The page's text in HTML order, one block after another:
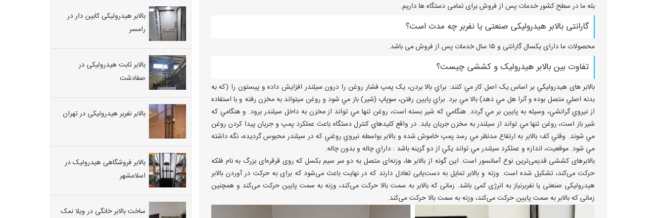
بله ما در سطح کشور خدمات پس از فروش برای تمامی دستگاه ها داریم.
گارانتی بالابر هیدرولیکی صنعتی یا نفربر چه مدت است؟
محصولات ما دارای یکسال گارانتی و ۱۵ سال خدمات پس از فروش می باشد.
تفاوت بین بالابر هیدرولیک و کششی چیست؟
بالابر های هيدروليکي بر اساس يک اصل کار مي کنند: براي بالا بردن، يک پمپ فشار روغن را درون سيلندر افزايش داده و پيستون را (که به
بدنه اصلي متصل بوده و آنرا هل مي دهد) بالا مي برد. براي پايين رفتن، سوپاپ (شير) باز مي شود و روغن ميتواند به مخزن رفته و با استفاده
از نيروي گرانشي، وسيله به پايين بر مي گردد. هنگامي که شير بسته است، روغن تنها مي تواند از مخزن به داخل سيلندر برود. و هنگامي که
شير باز است، روغن تنها مي تواند از سيلندر به مخزن جريان يابد. در واقع کليدهاي کنترل دستگاه باعث عملکرد پمپ و جريان پيدا کردن روغن
مي شوند. وقتي کف بالابر به ارتفاع مدنظر مي رسد پمپ خاموش شده و بالابر بواسطه نيروي روغني که در سيلندر محبوس گرديده، نگه داشته
مي شود. موقعيت، اندازه و عملکرد سيلندر مي تواند يکي از دو گزينه باشد : داراي چاله و بدون چاله.
بالابرهای کششی قدیمی‌ترین نوع آسانسور است. این‌ گونه از بالابر ها، وزنه‌ای متصل به دو سر سیم بکسل که روی قرقره‌ای بزرگ به نام فلکه
حرکت می‌کند، تشکیل شده است. وزنه و بالابر تمایل به دست‌یابی تعادل دارند که در نهایت باعث می‌شود که برای به‌ حرکت در آوردن بالابر
هیدرولیکی صنعتی یا نفربرنیاز به انرژی کمی باشد. زمانی که بالابر به سمت بالا حرکت می‌کند، وزنه به سمت پایین حرکت می‌کند و همچنین
زمانی که بالابر به سمت پایین حرکت می‌کند، وزنه به سمت بالا حرکت می‌کند.
بالابر هیدرولیکی کابین دار در
رامسر
بالابر ثابت هیدرولیکی در
صفادشت
بالابر نفربر هیدرولیکی در تهران
بالابر فروشگاهی هیدرولیک در
اسلامشهر
ساخت بالابر خانگی در ویلا نمک